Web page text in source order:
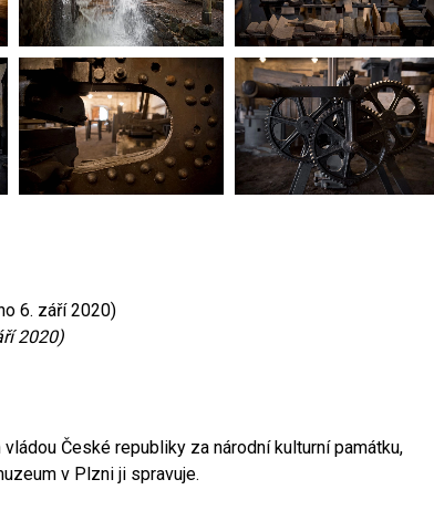
6. září 2020)
2020)
České republiky za národní kulturní památku,
v Plzni ji spravuje.